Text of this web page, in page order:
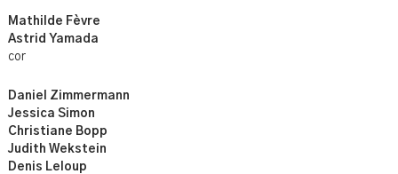
Mathilde Fèvre
Astrid Yamada
cor
Daniel Zimmermann
Jessica Simon
Christiane Bopp
Judith Wekstein
Denis Leloup